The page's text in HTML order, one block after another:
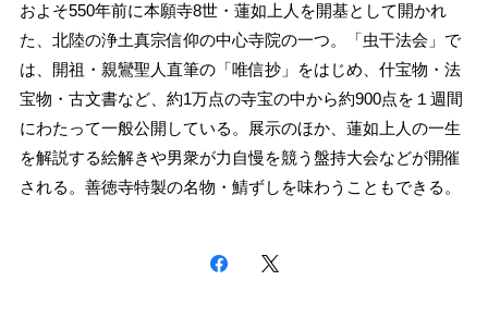
およそ550年前に本願寺8世・蓮如上人を開基として開かれ
た、北陸の浄土真宗信仰の中心寺院の一つ。「虫干法会」で
は、開祖・親鸞聖人直筆の「唯信抄」をはじめ、什宝物・法
宝物・古文書など、約1万点の寺宝の中から約900点を１週間
にわたって一般公開している。展示のほか、蓮如上人の一生
を解説する絵解きや男衆が力自慢を競う盤持大会などが開催
される。善徳寺特製の名物・鯖ずしを味わうこともできる。